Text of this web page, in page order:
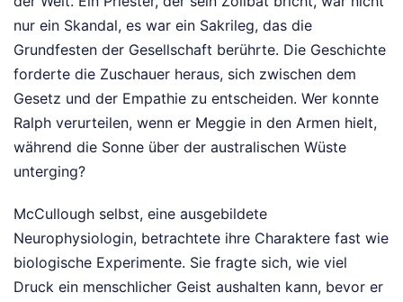
nur ein Skandal, es war ein Sakrileg, das die
Grundfesten der Gesellschaft berührte. Die Geschichte
forderte die Zuschauer heraus, sich zwischen dem
Gesetz und der Empathie zu entscheiden. Wer konnte
Ralph verurteilen, wenn er Meggie in den Armen hielt,
während die Sonne über der australischen Wüste
unterging?
McCullough selbst, eine ausgebildete
Neurophysiologin, betrachtete ihre Charaktere fast wie
biologische Experimente. Sie fragte sich, wie viel
Druck ein menschlicher Geist aushalten kann, bevor er